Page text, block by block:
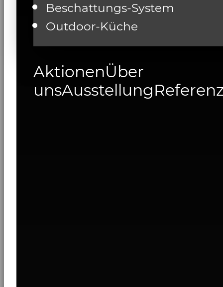
Beschattungs-System
Outdoor-Küche
AktionenÜber
unsAusstellung